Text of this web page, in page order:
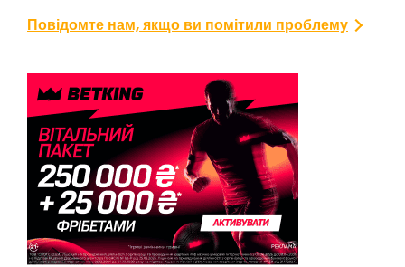
Повідомте нам, якщо ви помітили проблему